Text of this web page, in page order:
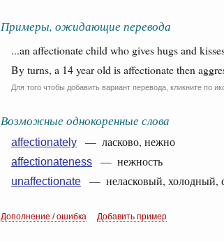
Примеры, ожидающие перевода
...an affectionate child who gives hugs and
By turns, a 14 year old is affectionate then
Для того чтобы добавить вариант перевода, кликните по
Возможные однокоренные слова
affectionately — ласково, нежно
affectionateness — нежность
unaffectionate — неласковый, холодный,
Дополнение / ошибка Добавить пример